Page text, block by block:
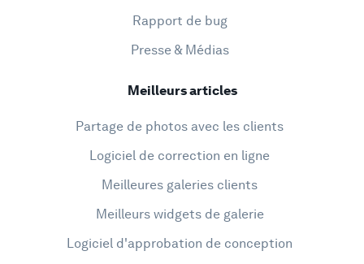
Rapport de bug
Presse & Médias
Meilleurs articles
Partage de photos avec les clients
Logiciel de correction en ligne
Meilleures galeries clients
Meilleurs widgets de galerie
Logiciel d'approbation de conception